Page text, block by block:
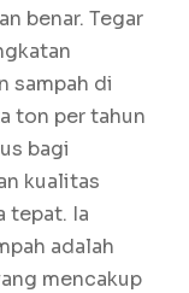
benar. Tegar
sampah di
ton per tahun
bagi
kualitas
tepat. Ia
adalah
mencakup